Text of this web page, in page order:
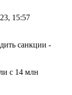
15:57
с 14 млн